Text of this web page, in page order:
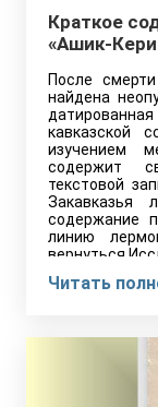
Краткое
«Ашик-
После
найдена
кавказской
изучением
содержит
текстовой
Закавказья
содержание
линию
вернуться
Читать